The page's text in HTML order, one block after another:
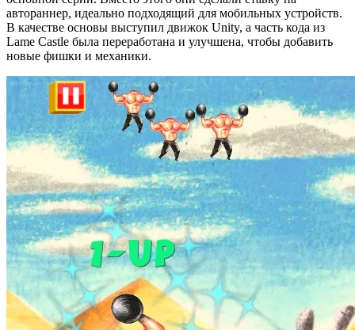
автораннер, идеально подходящий для мобильных устройств.
В качестве основы выступил движок Unity, а часть кода из
Lame Castle была переработана и улучшена, чтобы добавить
новые фишки и механики.